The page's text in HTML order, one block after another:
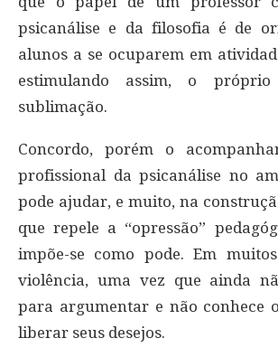
psicanálise e da filosofia é de
alunos a se ocuparem em
estimulando assim, o próprio
sublimação.
Concordo, porém o
profissional da psicanálise no
pode ajudar, e muito, na
que repele a “opressão”
impõe-se como pode. Em
violência, uma vez que ainda
para argumentar e não conhece
liberar seus desejos.